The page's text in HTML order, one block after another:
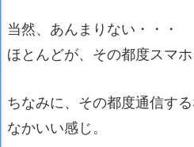
当然、あんまりない・・・
ほとんどが、その都度スマホ
ちなみに、その都度通信す
なかいい感じ。